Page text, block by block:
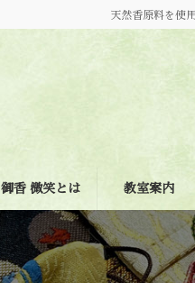
天然香原料を使
御香 微笑とは 教室案内